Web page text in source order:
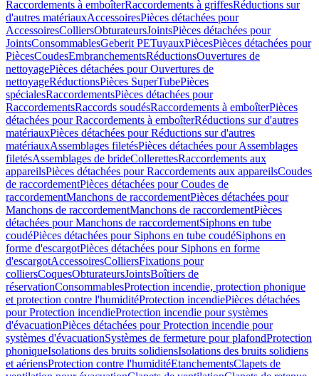
Raccordements à emboîterRaccordements à griffesRéductions sur
d'autres matériauxAccessoiresPièces détachées pour
AccessoiresColliersObturateursJointsPièces détachées pour
JointsConsommablesGeberit PETuyauxPiècesPièces détachées pour
PiècesCoudesEmbranchementsRéductionsOuvertures de
nettoyagePièces détachées pour Ouvertures de
nettoyageRéductionsPièces SuperTubePièces
spécialesRaccordementsPièces détachées pour
RaccordementsRaccords soudésRaccordements à emboîterPièces
détachées pour Raccordements à emboîterRéductions sur d'autres
matériauxPièces détachées pour Réductions sur d'autres
matériauxAssemblages filetésPièces détachées pour Assemblages
filetésAssemblages de brideCollerettesRaccordements aux
appareilsPièces détachées pour Raccordements aux appareilsCoudes
de raccordementPièces détachées pour Coudes de
raccordementManchons de raccordementPièces détachées pour
Manchons de raccordementManchons de raccordementPièces
détachées pour Manchons de raccordementSiphons en tube
coudéPièces détachées pour Siphons en tube coudéSiphons en
forme d'escargotPièces détachées pour Siphons en forme
d'escargotAccessoiresColliersFixations pour
colliersCoquesObturateursJointsBoîtiers de
réservationConsommablesProtection incendie, protection phonique
et protection contre l'humiditéProtection incendiePièces détachées
pour Protection incendieProtection incendie pour systèmes
d'évacuationPièces détachées pour Protection incendie pour
systèmes d'évacuationSystèmes de fermeture pour plafondProtection
phoniqueIsolations des bruits solidiensIsolations des bruits solidiens
et aériensProtection contre l'humiditéEtanchementsClapets de